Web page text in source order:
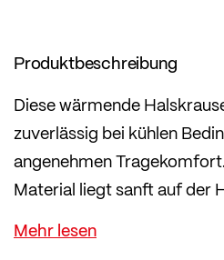
Produktbeschreibung
Diese wärmende
zuverlässig bei kühlen
angenehmen
Material liegt sanft auf der
und fühlt sich auch bei
angenehm an.